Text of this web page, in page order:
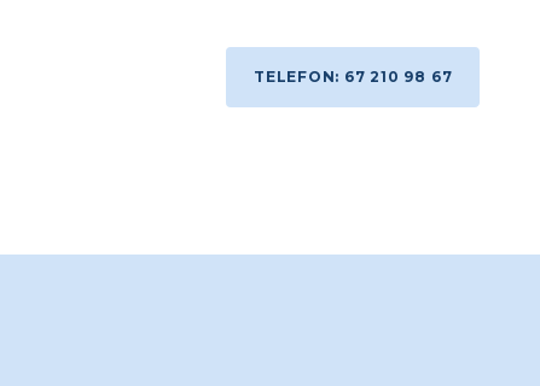
TELEFON: 67 210 98 67